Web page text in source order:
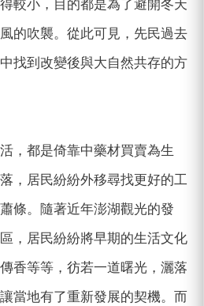
較小，目的都是為了避開冬天
的吹襲。從此可見，先民過去
找到改變後與大自然共存的方
，都是倚靠中藥材買賣為生
，居民紛紛外移尋找更好的工
條。隨著近年澎湖觀光的發
，居民紛紛將早期的生活文化
香等等，彷若一道曙光，灑落
當地有了重新發展的契機。而